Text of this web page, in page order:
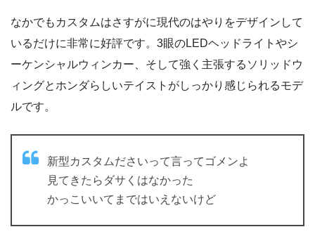
なかでもカスタムはさすがに現代のはやりをデザインして
いるだけに非常に好評です。3眼のLEDヘッドライトやシ
ーケンシャルウィンカー、そして強く主張するソリッドウ
ィングとホンダらしいテイストがしっかり感じられるモデ
ルです。
新型カスタムださいって言ってゴメンよ
見てきたらダサくはなかった
かっこいいてまではいえないけど